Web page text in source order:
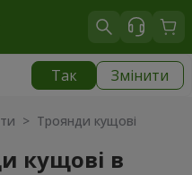
Так Змінити
> Троянди кущові
кущові в